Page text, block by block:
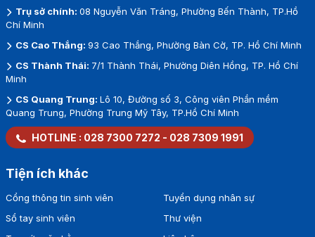
Trụ sở chính: 08 Nguyễn Văn Tráng, Phường Bến Thành, TP.Hồ
Chí Minh
CS Cao Thắng: 93 Cao Thắng, Phường Bàn Cờ, TP. Hồ Chí Minh
CS Thành Thái: 7/1 Thành Thái, Phường Diên Hồng, TP. Hồ Chí
Minh
CS Quang Trung: Lô 10, Đường số 3, Công viên Phần mềm
Quang Trung, Phường Trung Mỹ Tây, TP.Hồ Chí Minh
HOTLINE : 028 7300 7272 - 028 7309 1991
Tiện ích khác
Cổng thông tin sinh viên
Sổ tay sinh viên
Tuyển dụng nhân sự
Thư viện